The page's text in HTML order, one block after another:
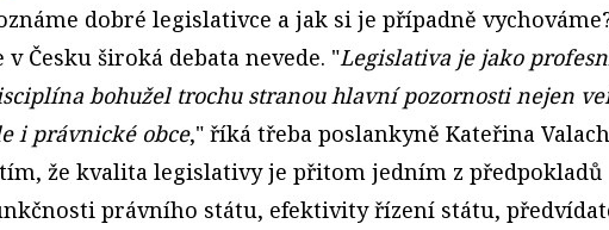
dobré legislativce a jak si je případně
v Česku široká debata nevede. "Legislativa je jako
bohužel trochu stranou hlavní pozornosti nejen
i právnické obce," říká třeba poslankyně Kateřina
že kvalita legislativy je přitom jedním z předpokladů
právního státu, efektivity řízení státu,